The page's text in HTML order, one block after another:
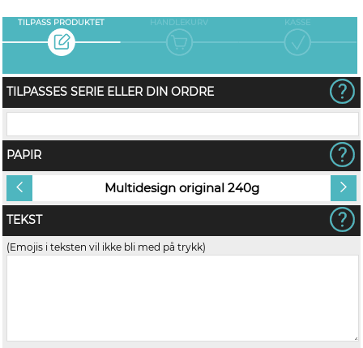
TILPASS PRODUKTET HANDLEKURV KASSE
TILPASSES SERIE ELLER DIN ORDRE
PAPIR
Multidesign original 240g
TEKST
(Emojis i teksten vil ikke bli med på trykk)